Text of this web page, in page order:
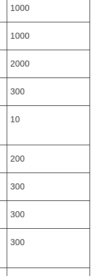
1000
1000
2000
300
10
200
300
300
300